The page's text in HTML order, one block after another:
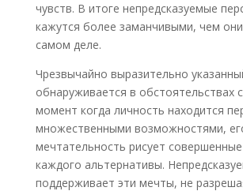
чувств. В итоге непредсказуемые
кажутся более заманчивыми, чем
самом деле.
Чрезвычайно выразительно
обнаруживается в обстоятельствах
момент когда личность находится
множественными возможностями,
мечтательность рисует
каждого альтернативы.
поддерживает эти мечты, не